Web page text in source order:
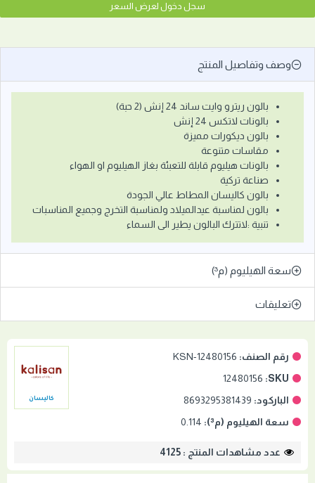
رقم الصنف: KSN-12480156
SKU:
12480156
الباركود: 8693295381439
سعة الهيليوم (م³):
0.114
كاليسان
عدد مشاهدات المنتج : 4125
سجل دخول لعرض السعر
وصف وتفاصيل المنتج
بالون ريترو وايت ساند 24 إنش (2 حبة)
بالونات لاتكس 24 إنش
بالون ديكورات مميزة
مقاسات متنوعة
بالونات هيليوم قابلة للتعبئة بغاز الهيليوم او الهواء
صناعة تركية
بالون كاليسان المطاط عالي الجودة
بالون لمناسبة عيدالميلاد ولمناسبة التخرج وجميع المناسبات
تنبية :لاتترك البالون يطير الى السماء
سعة الهيليوم (م³)
تعليقات